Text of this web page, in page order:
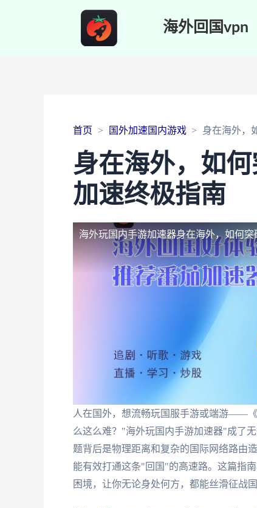
海外回国vpn
首页 国外加速国内游戏 身在海外，
身在海外，如
加速终极指南
海外玩国内手游加速器身在海外，如何
人在国外，想流畅玩国服手游或端游——
么这么难？"海外玩国内手游加速器"成了
题背后是物理距离和复杂的国际网络路由
能有效打通这条"回国"的高速路。这篇指
困境，让你无论身处何方，都能丝滑征战国